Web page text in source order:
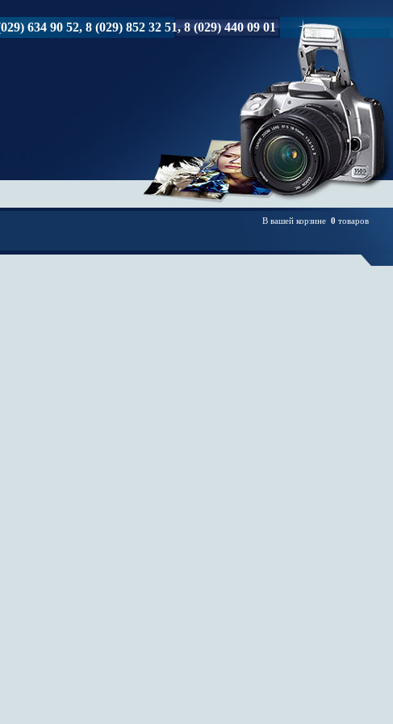
634 90 52, 8 (029) 852 32 51, 8 (029) 440 09 01
В вашей корзине 0 товаров